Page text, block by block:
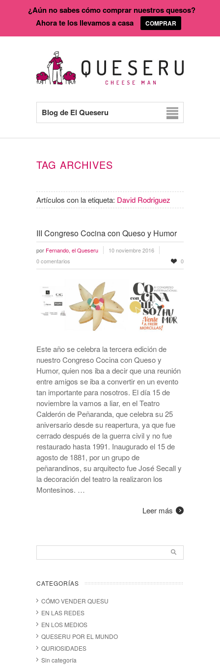
Blog de El Queseru
TAG ARCHIVES
Artículos con la etiqueta: David Rodriguez
III Congreso Cocina con Queso y Humor
por Fernando, el Queseru
10 noviembre 2016
0 comentarios
0
Este año se celebra la tercera edición de
nuestro Congreso Cocina con Queso y
Humor, quien nos iba a decir que una reunión
entre amigos se iba a convertir en un evento
tan importante para nosotros. El día 15 de
noviembre la vamos a liar, en el Teatro
Calderón de Peñaranda, que celebra su 25
aniversario desde su reapertura, ya que fue
cerrado después de la guerra civil y no fue
restaurado hasta 1991. Inaugurado el 15 de
agosto de 1881, por un grupo de
peñarandinos, su arquitecto fue José Secall y
la decoración del teatro la realizaron los
Montesinos. …
Leer más
CATEGORÍAS
CÓMO VENDER QUESU
EN LAS REDES
EN LOS MEDIOS
QUESERU POR EL MUNDO
QURIOSIDADES
Sin categoría
¿Aún no sabes cómo comprar nuestros quesos?
Ahora te los llevamos a casa
COMPRAR